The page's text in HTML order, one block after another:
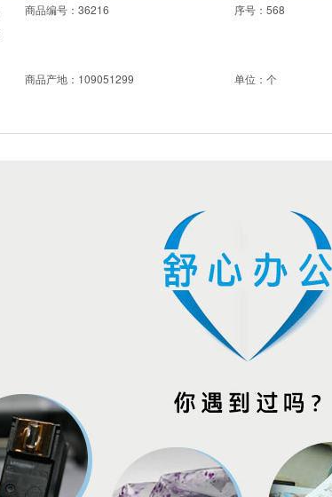
商品编号：36216 序号：568
商品产地：109051299 单位：个